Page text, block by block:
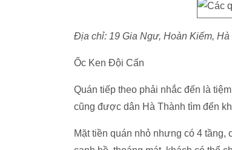
Địa chỉ: 19 Gia Ngư, Hoàn Kiếm, Hà
Ốc Ken Đội Cấn
Quán tiếp theo phải nhắc đến là
cũng được dân Hà Thành tìm đến
Mặt tiền quán nhỏ nhưng có 4